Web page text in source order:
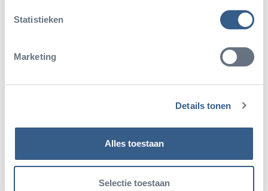
Statistieken
Marketing
Details tonen
Alles toestaan
Selectie toestaan
8 uurs congresarrangement met
lunch € 61,50 p.p.*